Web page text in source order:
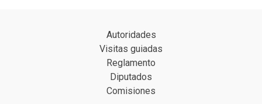
Autoridades
Visitas guiadas
Reglamento
Diputados
Comisiones